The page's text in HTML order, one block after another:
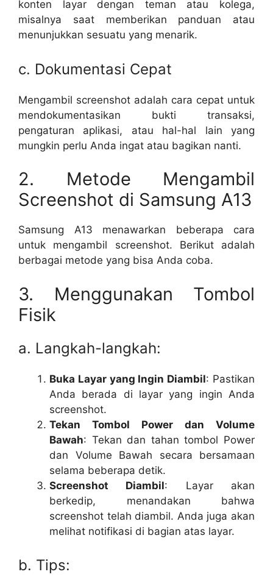
konten layar dengan teman atau kolega,
misalnya saat memberikan panduan atau
menunjukkan sesuatu yang menarik.
c. Dokumentasi Cepat
Mengambil screenshot adalah cara cepat untuk
mendokumentasikan bukti transaksi,
pengaturan aplikasi, atau hal-hal lain yang
mungkin perlu Anda ingat atau bagikan nanti.
2. Metode Mengambil
Screenshot di Samsung A13
Samsung A13 menawarkan beberapa cara
untuk mengambil screenshot. Berikut adalah
berbagai metode yang bisa Anda coba.
3. Menggunakan Tombol
Fisik
a. Langkah-langkah:
Buka Layar yang Ingin Diambil: Pastikan
Anda berada di layar yang ingin Anda
screenshot.
Tekan Tombol Power dan Volume
Bawah: Tekan dan tahan tombol Power
dan Volume Bawah secara bersamaan
selama beberapa detik.
Screenshot Diambil: Layar akan
berkedip, menandakan bahwa
screenshot telah diambil. Anda juga akan
melihat notifikasi di bagian atas layar.
b. Tips: